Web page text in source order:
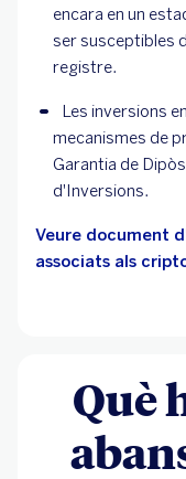
encara en un
ser susceptibles
registre.
Les inversions
mecanismes de
Garantia de
d'Inversions.
Veure document
associats als
Què